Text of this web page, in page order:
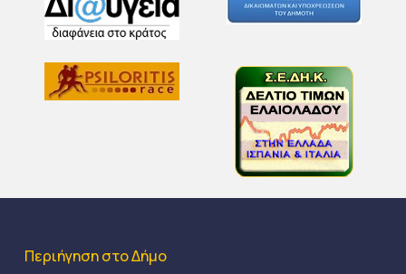
Περιήγηση στο Δήμο